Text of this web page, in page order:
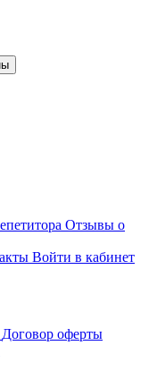
Отзывы о
Войти в кабинет
Договор оферты